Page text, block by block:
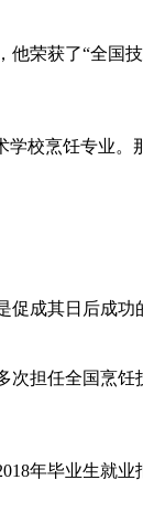
获了“全国
校烹饪专业
成其日后成功
任全国烹饪
毕业生就业